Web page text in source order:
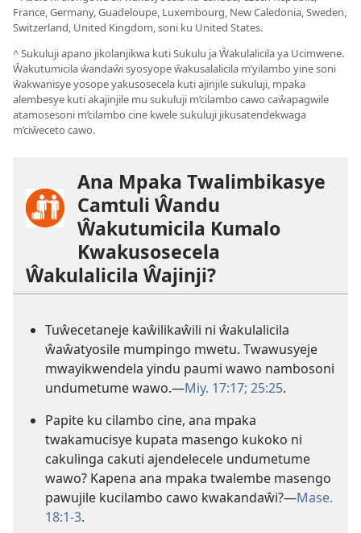
France, Germany, Guadeloupe, Luxembourg, New Caledonia, Sweden,
Switzerland, United Kingdom, soni ku United States.
^Sukuluji apano jikolanjikwa kuti Sukulu ja Ŵakulalicila ya Ucimwene.
Ŵakutumicila ŵandaŵi syosyope ŵakusalalicila m’yilambo yine soni
ŵakwanisye yosope yakusosecela kuti ajinjile sukuluji, mpaka
alembesye kuti akajinjile mu sukuluji m’cilambo cawo caŵapagwile
atamosesoni m’cilambo cine kwele sukuluji jikusatendekwaga
m’ciŵeceto cawo.
Ana Mpaka Twalimbikasye
Camtuli Ŵandu
Ŵakutumicila Kumalo
Kwakusosecela
Ŵakulalicila Ŵajinji?
Tuŵecetaneje kaŵilikaŵili ni ŵakulalicila
ŵaŵatyosile mumpingo mwetu. Twawusyeje
mwayikwendela yindu paumi wawo nambosoni
undumetume wawo.—Miy. 17:17; 25:25.
Papite ku cilambo cine, ana mpaka
twakamucisye kupata masengo kukoko ni
cakulinga cakuti ajendelecele undumetume
wawo? Kapena ana mpaka twalembe masengo
pawujile kucilambo cawo kwakandaŵi?—Mase.
18:1-3.